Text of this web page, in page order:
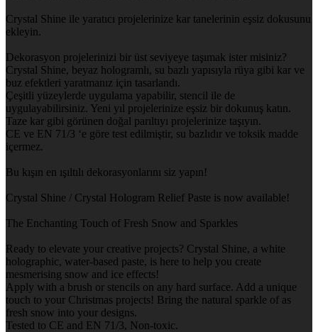
Crystal Shine ile yaratıcı projelerinize kar tanelerinin eşsiz dokusunu
ekleyin.
Dekorasyon projelerinizi bir üst seviyeye taşımak ister misiniz?
Crystal Shine, beyaz hologramlı, su bazlı yapısıyla rüya gibi kar ve
buz efektleri yaratmanız için tasarlandı.
Çeşitli yüzeylerde uygulama yapabilir, stencil ile de
uygulayabilirsiniz. Yeni yıl projelerinize eşsiz bir dokunuş katın.
Taze kar gibi görünen doğal parıltıyı projelerinize taşıyın.
CE ve EN 71/3 ‘e göre test edilmiştir, su bazlıdır ve toksik madde
içermez.
Bu kışın en ışıltılı dekorasyonlarını siz yapın!
Crystal Shine / Crystal Hologram Relief Paste is now available!
The Enchanting Touch of Fresh Snow and Sparkles
Ready to elevate your creative projects? Crystal Shine, a white
holographic, water-based paste, is here to help you create
mesmerising snow and ice effects!
Apply with a brush or stencils on any hard surface. Add a unique
touch to your Christmas projects! Bring the natural sparkle of as
fresh snow into your designs.
Tested to CE and EN 71/3, Non-toxic.